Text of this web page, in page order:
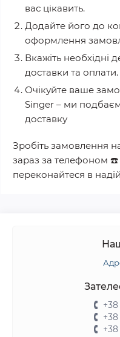
вас цікавить.
Додайте його до
оформлення
Вкажіть необхідні
доставки та оплати.
Очікуйте ваше
Singer – ми
доставку
Зробіть замовлення
зараз за телефоном ☎️
переконайтеся в
+38
+38
+38